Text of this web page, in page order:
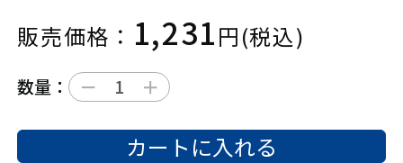
販売価格： 1,231円(税込)
数量： － ＋
カートに入れる